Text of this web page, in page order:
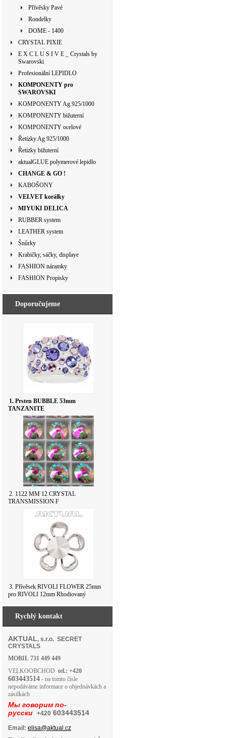
Přívěsky Pavé
Rondelky
DOME - 1400
CRYSTAL PIXIE
E X C L U S I V E _ Crystals by
Swarovski
Profesionální LEPIDLO
KOMPONENTY pro
SWAROVSKI
KOMPONENTY Ag 925/1000
KOMPONENTY bižuterní
KOMPONENTY ocelové
Řetízky Ag 925/1000
Řetízky bižuterní
aktualGLUE polymerové lepidlo
CHANGE & GO !
KABOŠONY
VELVET korálky
MIYUKI DELICA
RUBBER system
LEATHER system
Šnůrky
Krabičky, sáčky, displaye
FASHION náramky
FASHION Propisky
Doporučujeme
1. Prsten BUBBLE 53mm
TANZANITE
2. 1122 MM 12 CRYSTAL
TRANSMISSION F
3. Přívěsek RIVOLI FLOWER 25mm
pro RIVOLI 12mm Rhodiovaný
Rychlý kontakt
AKTUAL, s.r.o. SECRET
CRYSTALS
MOBIL 731 449 449
VELKOOBCHOD tel.: +420
603443514 - na tomto čísle
nepodáváme informace o objednávkách a
zásilkách
Мы говорим по-
русски +420 603443514
Email: elisa@aktual.cz